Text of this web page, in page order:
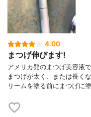
4.00
まつげ伸びます!
アメリカ発のまつげ美容液
まつげが太く、または長く
リームを塗る前にまつげに